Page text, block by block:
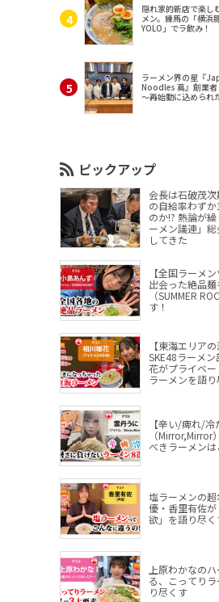
隠れ家的新店で楽し
メン。練馬の「横浜
YOLO」でラ飲み！
ラーメン界の星『
Noodles 蔦』創業者
～再始動に込められ
ピックアップ
会長は石破茂
の自給率わず
のか!? 熱論が
ーメン議連」
してきた
【全国ラーメ
出会った絶品
（SUMMER
す！
【東海エリア
SKE48ラーメ
花がプライベ
ラーメンを語
【辛い/痺れ/
（Mirror,Mirror
べきラーメンは
塩ラーメンの
優・香里有佐
欲」を語り尽く
上原わかなの
る、こってり
り尽くす